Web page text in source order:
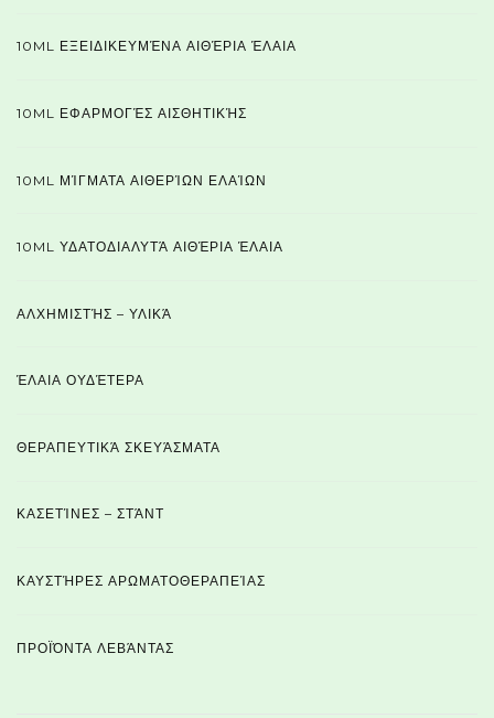
10ML ΕΞΕΙΔΙΚΕΥΜΈΝΑ ΑΙΘΈΡΙΑ ΈΛΑΙΑ
10ML ΕΦΑΡΜΟΓΈΣ ΑΙΣΘΗΤΙΚΉΣ
10ML ΜΊΓΜΑΤΑ ΑΙΘΕΡΊΩΝ ΕΛΑΊΩΝ
10ML ΥΔΑΤΟΔΙΑΛΥΤΆ ΑΙΘΈΡΙΑ ΈΛΑΙΑ
ΑΛΧΗΜΙΣΤΉΣ – ΥΛΙΚΆ
ΈΛΑΙΑ ΟΥΔΈΤΕΡΑ
ΘΕΡΑΠΕΥΤΙΚΆ ΣΚΕΥΆΣΜΑΤΑ
ΚΑΣΕΤΊΝΕΣ – ΣΤΆΝΤ
ΚΑΥΣΤΉΡΕΣ ΑΡΩΜΑΤΟΘΕΡΑΠΕΊΑΣ
ΠΡΟΪΌΝΤΑ ΛΕΒΆΝΤΑΣ